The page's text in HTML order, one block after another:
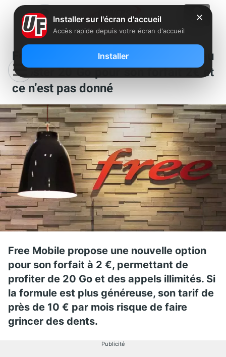
Free Mobile lance un nouveau
booster 20 Go pour son forfait 2€ et
ce n’est pas donné
Free Mobile propose une nouvelle option
pour son forfait à 2 €, permettant de
profiter de 20 Go et des appels illimités. Si
la formule est plus généreuse, son tarif de
près de 10 € par mois risque de faire
grincer des dents.
Publicité
✕
Installer sur l'écran d'accueil
Accès rapide depuis votre écran d'accueil
Installer